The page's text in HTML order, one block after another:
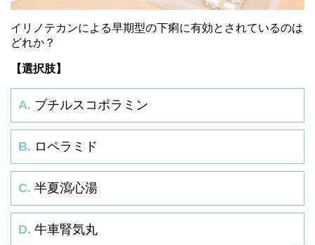
イリノテカンによる早期型の下痢に有効とされているのは
どれか？
【選択肢】
A. ブチルスコポラミン
B. ロペラミド
C. 半夏瀉心湯
D. 牛車腎気丸